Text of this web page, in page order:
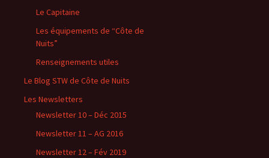
Le Capitaine
Les équipements de “Côte de
Nuits”
Renseignements utiles
Le Blog STW de Côte de Nuits
Les Newsletters
Newsletter 10 – Déc 2015
Newsletter 11 – AG 2016
Newsletter 12 – Fév 2019